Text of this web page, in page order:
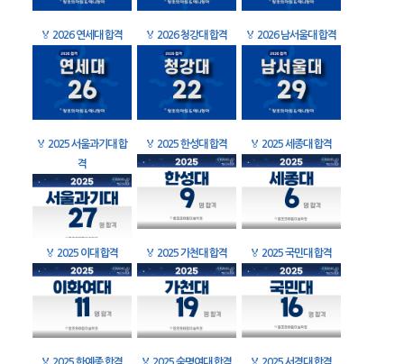
🏅 2026 연세대 합격 🏅 2026 청강대 합격 🏅 2026 남서울대 합격
🏅 2025 서울과기대 합
격
🏅 2025 한성대 합격 🏅 2025 세종대 합격
🏅 2025 이대 합격 🏅 2025 가천대 합격 🏅 2025 국민대 합격